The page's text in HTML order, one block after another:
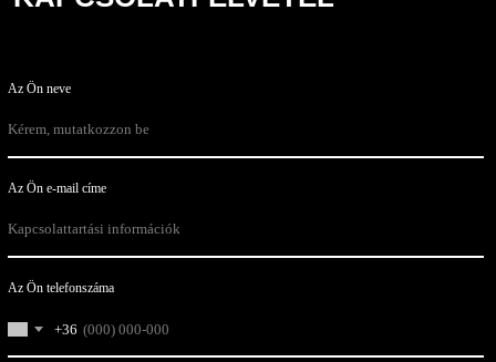
Az Ön neve
Az Ön e-mail címe
Az Ön telefonszáma
+36